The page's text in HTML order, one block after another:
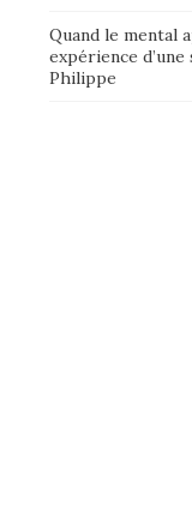
Quand le mental
expérience d’une
Philippe